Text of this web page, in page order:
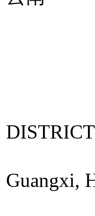
DISTRICT
Guangxi,